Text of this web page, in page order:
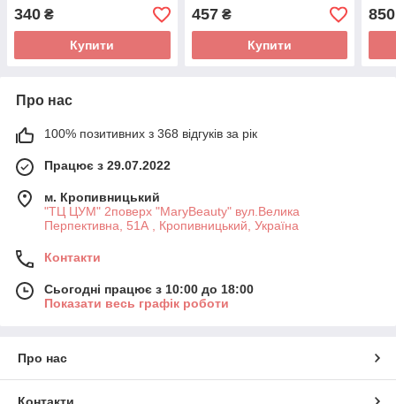
340 ₴
Купити
457₴
Купити
850
Про нас
100% позитивних з 368 відгуків за рік
Працює з 29.07.2022
м. Кропивницький
"ТЦ ЦУМ" 2поверх "MaryBeauty" вул.Велика
Перпективна, 51А , Кропивницький, Україна
Контакти
Сьогодні працює з 10:00 до 18:00
Показати весь графік роботи
Про нас